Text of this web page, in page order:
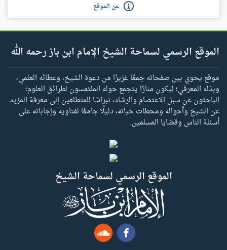
عن الموقع
الموقع الرسمي لسماحة الشيخ الإمام ابن باز رحمه الله
موقع يحوي بين صفحاته جمعًا غزيرًا من دعوة الشيخ، وعطائه العلمي،
وبذله المعرفي؛ ليكون منارًا يتجمع حوله الملتمسون لطرائق العلوم؛
الباحثون عن سبل الاعتصام والرشاد، نبراسًا للمتطلعين إلى معرفة المزيد
عن الشيخ وأحواله ومحطات حياته، دليلًا جامعًا لفتاويه وإجاباته على
أسئلة الناس وقضايا المسلمين.
الموقع الرسمي لسماحة الشيخ